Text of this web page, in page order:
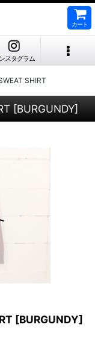
カート
スタグラム
SHIRT
[BURGUNDY]
[BURGUNDY]